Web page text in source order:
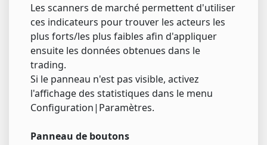
Les scanners de marché permettent d'utiliser
ces indicateurs pour trouver les acteurs les
plus forts/les plus faibles afin d'appliquer
ensuite les données obtenues dans le
trading.
Si le panneau n'est pas visible, activez
l'affichage des statistiques dans le menu
Configuration|Paramètres.
Panneau de boutons